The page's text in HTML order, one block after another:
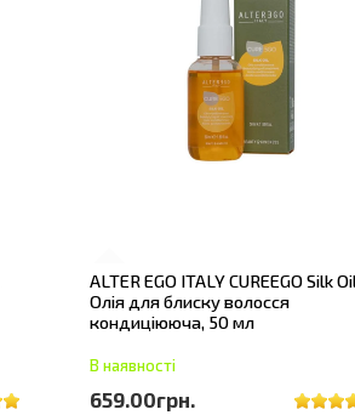
ALTER EGO ITALY CUREEGO Silk
Олія для блиску волосся
кондиціююча, 50 мл
В наявності
659.00грн.